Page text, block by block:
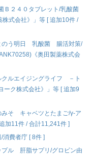
Ｂ２４０タブレット/乳酸菌
式会社》」等 [ 追加10件 /
のう明日 乳酸菌 腸活対策/
《奥田製薬株式会
クルエイジングライフ －ト
ーク株式会社》」等 [ 追加9
みそ キャベツとたまご/γ-ア
加11件 / 合計11,241件 ]
消費者庁 [ 8件 ]
プル 肝脂サプリ/グロビン由